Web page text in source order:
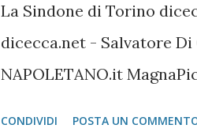
La Sindone di Torino
dicecca.net - Salvatore Di
NAPOLETANO.it
CONDIVIDI POSTA UN